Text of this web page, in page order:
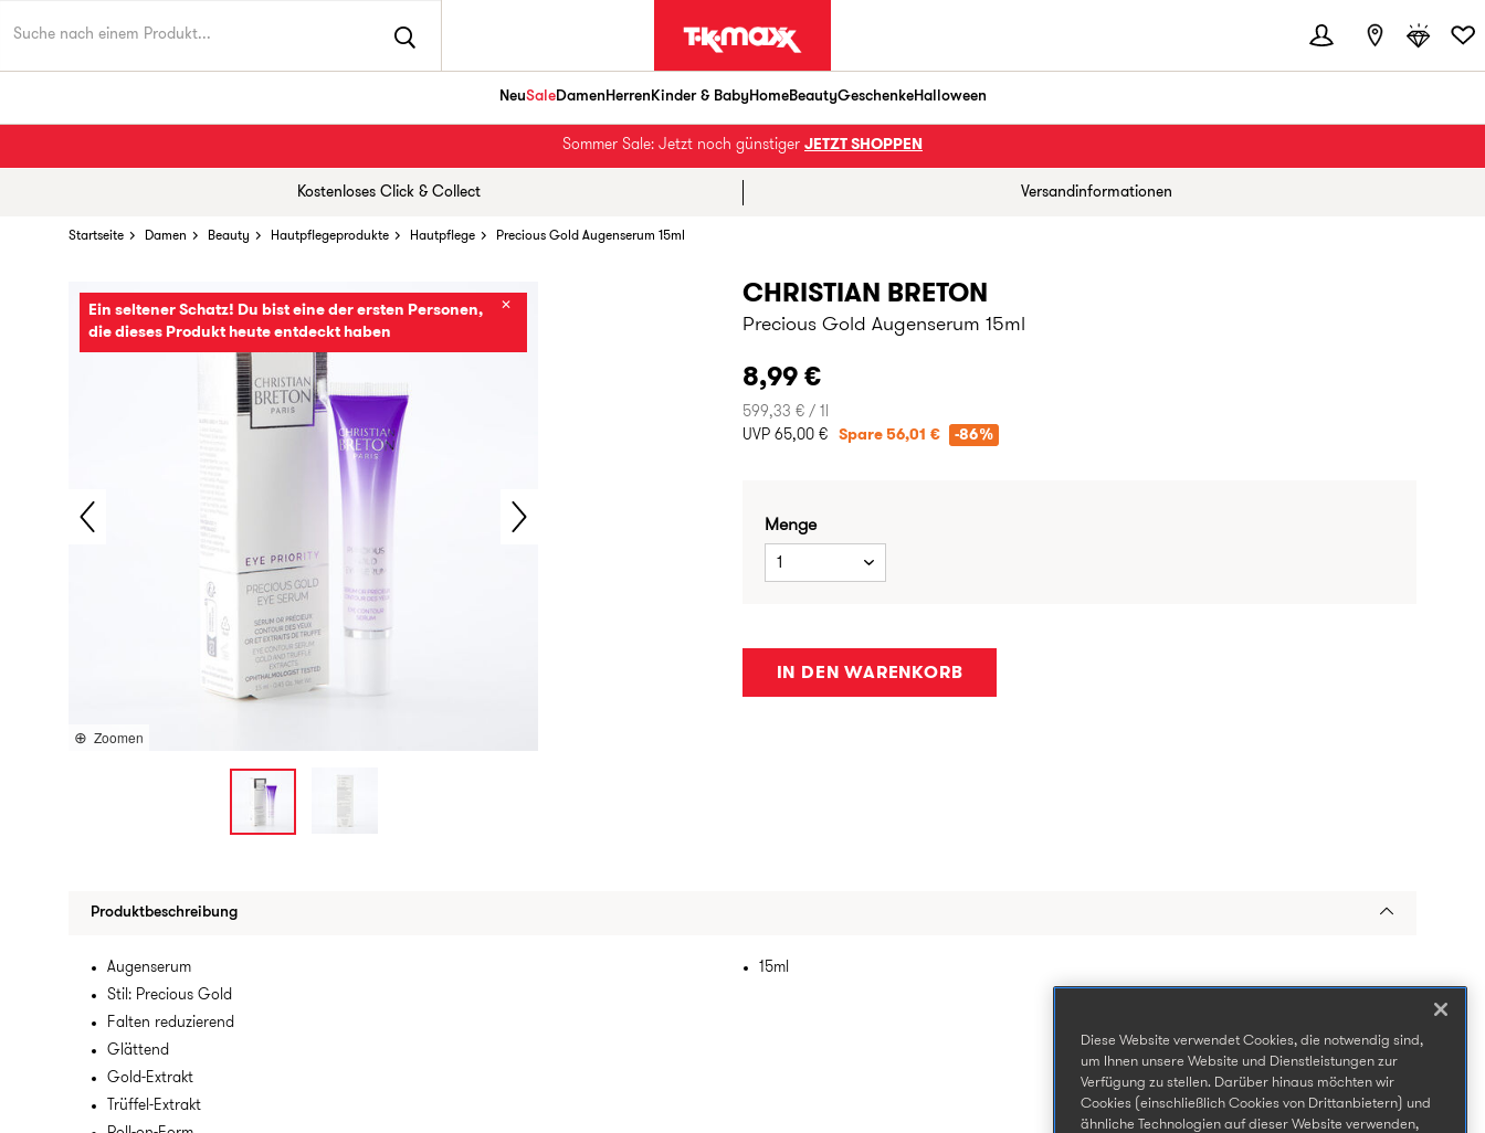
NeuSaleDamenHerrenKinder & BabyHomeBeautyGeschenkeHalloween
Sommer Sale: Jetzt noch günstiger JETZT SHOPPEN
Kostenloses Click & Collect Versandinformationen
Startseite Damen Beauty Hautpflegeprodukte Hautpflege Precious Gold Augenserum 15ml
Ein seltener Schatz! Du bist eine der ersten Personen,
die dieses Produkt heute entdeckt haben
✕
Zoomen
CHRISTIAN BRETON
Precious Gold Augenserum 15ml
8,99 €
599,33 € / 1l
UVP 65,00 €
Spare 56,01 € -86%
Menge
1
IN DEN WARENKORB
Produktbeschreibung
Augenserum
Stil: Precious Gold
Falten reduzierend
Glättend
Gold-Extrakt
Trüffel-Extrakt
15ml
Diese Website verwendet Cookies, die notwendig sind,
um Ihnen unsere Website und Dienstleistungen zur
Verfügung zu stellen. Darüber hinaus möchten wir
Cookies (einschließlich Cookies von Drittanbietern) und
ähnliche Technologien auf dieser Website verwenden,